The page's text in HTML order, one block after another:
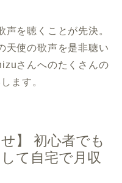
を聴くことが先決。
天使の歌声を是非聴い
さんへのたくさんの
ます。
】 初心者でも
て自宅で月収